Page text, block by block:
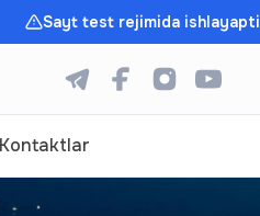
Sayt test rejimida ishlayapti
Kontaktlar